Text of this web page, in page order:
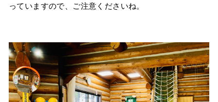
っていますので、ご注意くださいね。